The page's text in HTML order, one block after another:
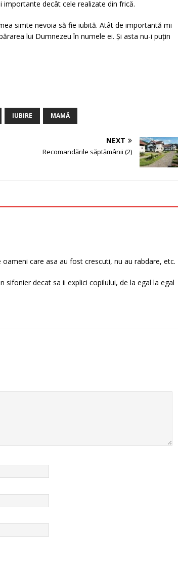
decât cele realizate din frică.
simte nevoia să fie iubită. Atât de importantă mi
lui Dumnezeu în numele ei. Și asta nu-i puțin
IUBIRE MAMĂ
NEXT
Recomandările săptămânii (2)
care asa au fost crescuti, nu au rabdare, etc.
decat sa ii explici copilului, de la egal la egal